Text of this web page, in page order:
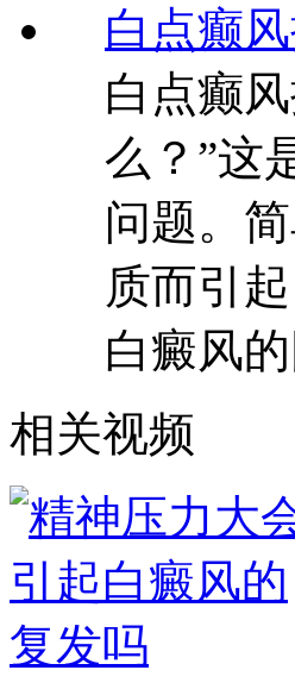
白点癫
白点癫
么？”这
问题。
质而引
白癜风
相关视频